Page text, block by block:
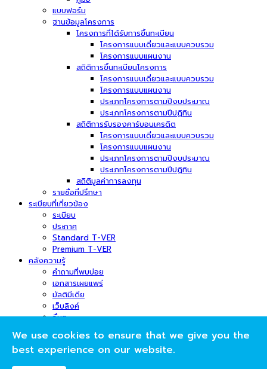
แบบฟอร์ม
ฐานข้อมูลโครงการ
โครงการที่ได้รับการขึ้นทะเบียน
โครงการแบบเดี่ยวและแบบควบรวม
โครงการแบบแผนงาน
สถิติการขึ้นทะเบียนโครงการ
โครงการแบบเดี่ยวและแบบควบรวม
โครงการแบบแผนงาน
ประเภทโครงการตามปีงบประมาณ
ประเภทโครงการตามปีปฏิทิน
สถิติการรับรองคาร์บอนเครดิต
โครงการแบบเดี่ยวและแบบควบรวม
โครงการแบบแผนงาน
ประเภทโครงการตามปีงบประมาณ
ประเภทโครงการตามปีปฏิทิน
สถิติมูลค่าการลงทุน
รายชื่อที่ปรึกษา
ระเบียบที่เกี่ยวข้อง
ระเบียบ
ประกาศ
Standard T-VER
Premium T-VER
คลังความรู้
คำถามที่พบบ่อย
เอกสารเผยแพร่
มัลติมีเดีย
เว็บลิงค์
อื่นๆ
ข่าวสารและกิจกรรม
ข่าวสาร
กิจกรรม
We use cookies to ensure that we give you the
best experience on our website.